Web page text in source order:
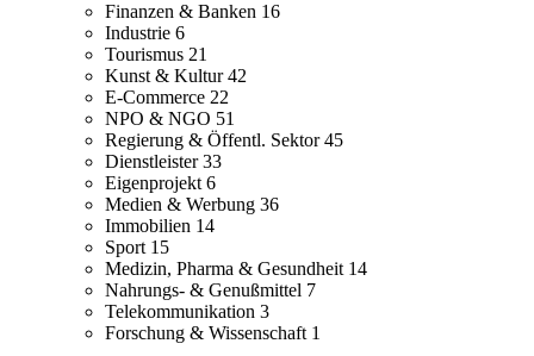
Finanzen & Banken 16
Industrie 6
Tourismus 21
Kunst & Kultur42
E-Commerce 22
NPO & NGO 51
Regierung & Öffentl. Sektor45
Dienstleister33
Eigenprojekt 6
Medien & Werbung 36
Immobilien 14
Sport 15
Medizin, Pharma & Gesundheit 14
Nahrungs- & Genußmittel 7
Telekommunikation 3
Forschung & Wissenschaft 1